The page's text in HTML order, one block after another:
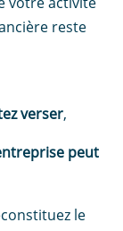
reste
verser,
peut
le